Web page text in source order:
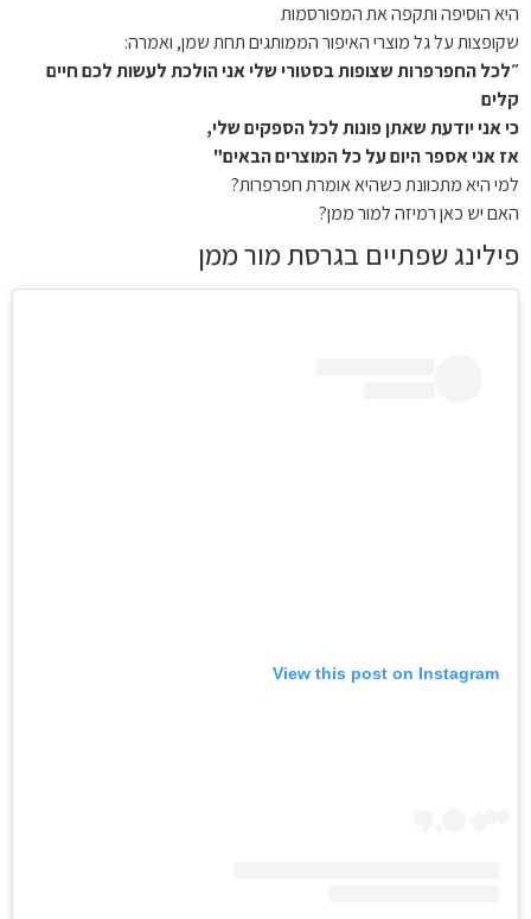
היא הוסיפה ותקפה את המפורסמות
שקופצות על גל מוצרי האיפור הממותגים תחת שמן, ואמרה:
״לכל החפרפרות שצופות בסטורי שלי אני הולכת לעשות לכם חיים
קלים
כי אני יודעת שאתן פונות לכל הספקים שלי,
אז אני אספר היום על כל המוצרים הבאים"
למי היא מתכוונת כשהיא אומרת חפרפרות?
האם יש כאן רמיזה למור ממן?
פילינג שפתיים בגרסת מור ממן
View this post on Instagram